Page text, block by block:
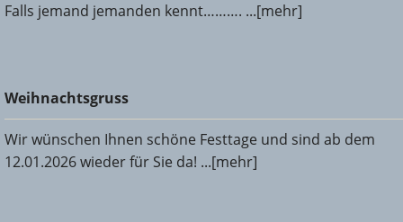
Falls jemand jemanden kennt………. ...[mehr]
Weihnachtsgruss
Weihnachtsgruss
Wir wünschen Ihnen schöne Festtage und sind ab dem
12.01.2026 wieder für Sie da! ...[mehr]